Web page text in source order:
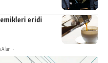
eridi
-